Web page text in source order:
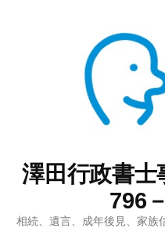
澤田行政書
796
相続、遺言、成年後見、家族